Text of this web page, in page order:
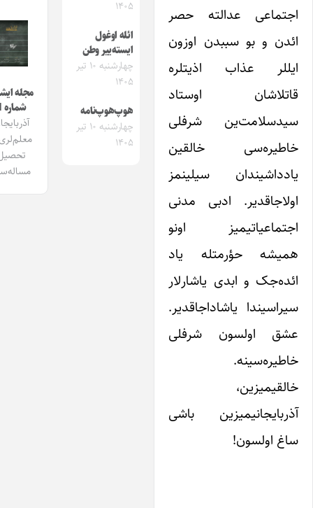
عدالته حصر
و بو سببدن اوزون
عذاب اذیتلره
اوستاد
شرفلی
خالقین
سیلینمز
ادبی مدنی
اونو
حؤرمتله یاد
و ابدی یاشارلار
یاشاداجاقدیر.
اولسون شرفلی
باشی
اولسون!
ائله اوغول
ایسته‌ییر وطن
چهارشنبه ۱۰ تیر
هوپ‌هوپ‌نامه
چهارشنبه ۱۰ تیر
مجله ایشیق
شماره 1
آذربایجان
معلم‌لری و
تحصیل
مساله‌سی